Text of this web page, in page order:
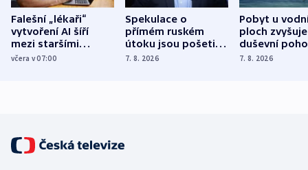
Falešní „lékaři“
vytvoření AI šíří
mezi staršími
Poláky nebezpečné
včera v 07:00
Spekulace o
přímém ruském
útoku jsou pošetilé,
míní estonský
7. 8. 2026
Pobyt u
ploch zvyšuje
duševní
ukázala
7. 8. 2026